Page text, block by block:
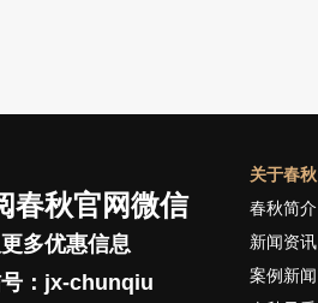
春秋官网微信
多优惠信息
：jx-chunqiu
关于春秋
春秋简介
新闻资讯
案例新闻